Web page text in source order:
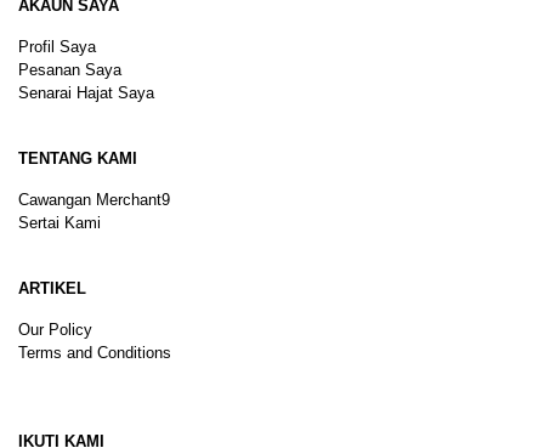
AKAUN SAYA
Profil Saya
Pesanan Saya
Senarai Hajat Saya
TENTANG KAMI
Cawangan Merchant9
Sertai Kami
ARTIKEL
Our Policy
Terms and Conditions
IKUTI KAMI